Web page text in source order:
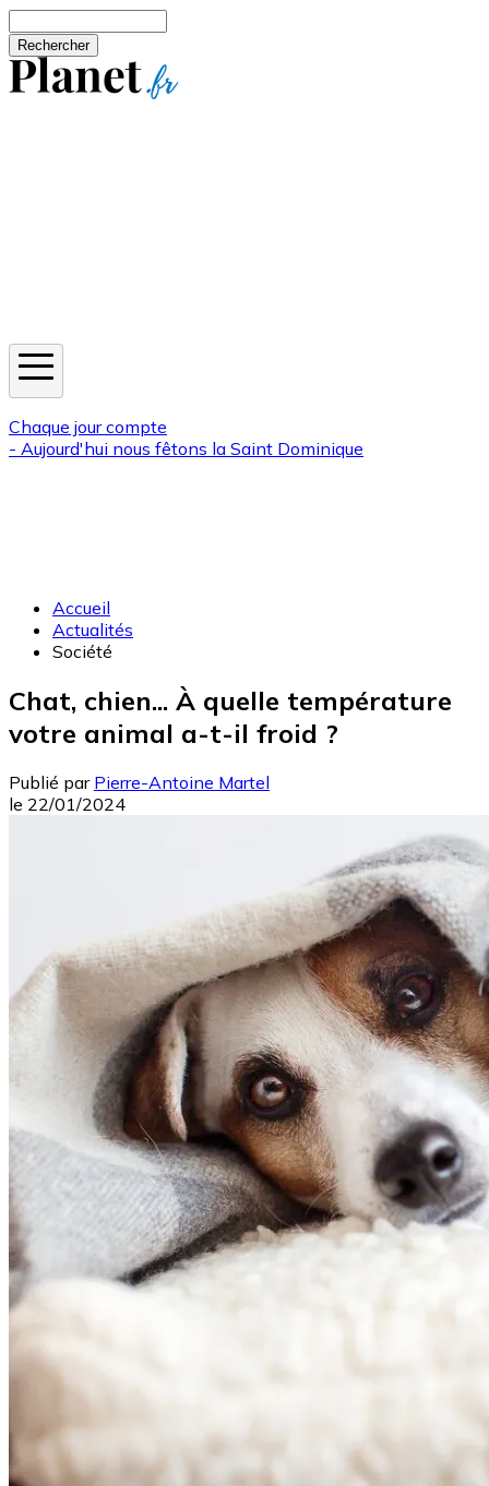
Chaque jour compte
- Aujourd'hui nous fêtons la Saint Dominique
Accueil
Actualités
Société
Chat, chien... À quelle température
votre animal a-t-il froid ?
Publié par Pierre-Antoine Martel
le 22/01/2024